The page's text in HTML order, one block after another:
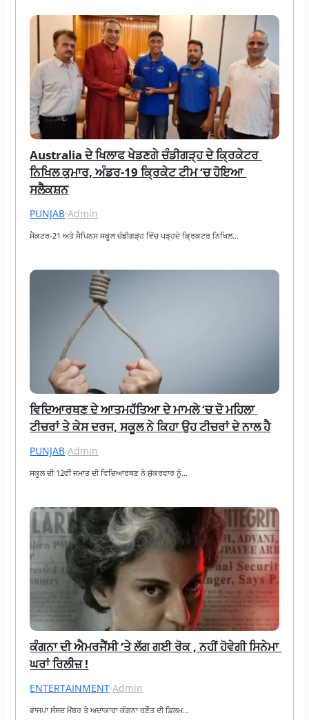
Australia ਦੇ ਖਿਲਾਫ ਖੇਡਣਗੇ ਚੰਡੀਗੜ੍ਹ ਦੇ ਕ੍ਰਿਕੇਟਰ
ਨਿਖਿਲ ਕੁਮਾਰ, ਅੰਡਰ-19 ਕ੍ਰਿਕੇਟ ਟੀਮ ‘ਚ ਹੋਇਆ
ਸਲੈਕਸ਼ਨ
PUNJAB·Admin
ਸੈਕਟਰ-21 ਅਤੇ ਸੈਪਿਨਸ ਸਕੂਲ ਚੰਡੀਗੜ੍ਹ ਵਿੱਚ ਪੜ੍ਹਦੇ ਕ੍ਰਿਕਟਰ ਨਿਖਿਲ…
ਵਿਦਿਆਰਥਣ ਦੇ ਆਤਮਹੱਤਿਆ ਦੇ ਮਾਮਲੇ ‘ਚ ਦੋ ਮਹਿਲਾ
ਟੀਚਰਾਂ ਤੇ ਕੇਸ ਦਰਜ, ਸਕੂਲ ਨੇ ਕਿਹਾ ਉਹ ਟੀਚਰਾਂ ਦੇ ਨਾਲ ਹੈ
PUNJAB·Admin
ਸਕੂਲ ਦੀ 12ਵੀਂ ਜਮਾਤ ਦੀ ਵਿਦਿਆਰਥਣ ਨੇ ਸ਼ੁੱਕਰਵਾਰ ਨੂੰ…
ਕੰਗਨਾ ਦੀ ਐਮਰਜੈਂਸੀ ‘ਤੇ ਲੱਗ ਗਈ ਰੋਕ , ਨਹੀਂ ਹੋਵੇਗੀ ਸਿਨੇਮਾ
ਘਰਾਂ ਰਿਲੀਜ਼ !
ENTERTAINMENT·Admin
ਭਾਜਪਾ ਸੰਸਦ ਮੈਂਬਰ ਤੇ ਅਦਾਕਾਰਾ ਕੰਗਨਾ ਰਣੌਤ ਦੀ ਫ਼ਿਲਮ…